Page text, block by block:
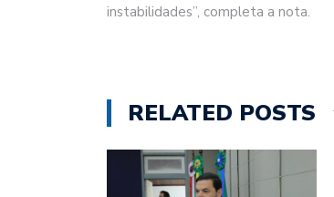
instabilidades”, completa a nota.
RELATED POSTS